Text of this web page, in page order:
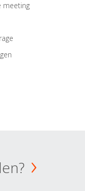
meeting